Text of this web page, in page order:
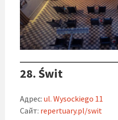
28. Świt
Адрес: ul. Wysockiego 11
Сайт: repertuary.pl/swit